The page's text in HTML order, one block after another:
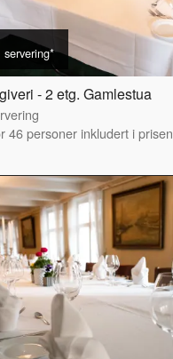
servering*
- 2 etg. Gamlestua
46 personer inkludert i prisen